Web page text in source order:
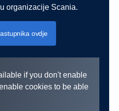
organizacije Scania.
ovdje
if you don't enable
cookies to be able